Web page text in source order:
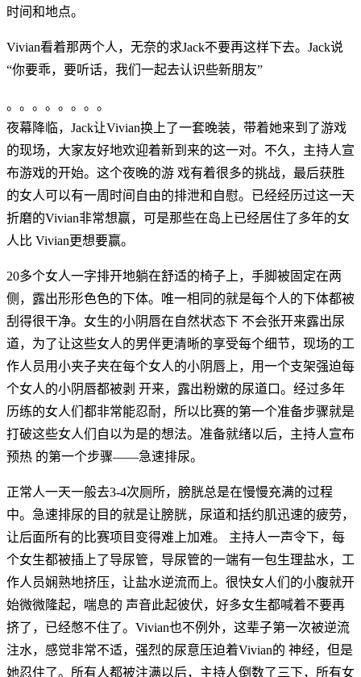
时间和地点。
Vivian看着那两个人，无奈的求Jack不要再这样下去。Jack说
“你要乖，要听话，我们一起去认识些新朋友”
。。。。。。。。
夜幕降临，Jack让Vivian换上了一套晚装，带着她来到了游戏
的现场，大家友好地欢迎着新到来的这一对。不久，主持人宣
布游戏的开始。这个夜晚的游 戏有着很多的挑战，最后获胜
的女人可以有一周时间自由的排泄和自慰。已经经历过这一天
折磨的Vivian非常想赢，可是那些在岛上已经居住了多年的女
人比 Vivian更想要赢。
20多个女人一字排开地躺在舒适的椅子上，手脚被固定在两
侧，露出形形色色的下体。唯一相同的就是每个人的下体都被
刮得很干净。女生的小阴唇在自然状态下 不会张开来露出尿
道，为了让这些女人的男伴更清晰的享受每个细节，现场的工
作人员用小夹子夹在每个女人的小阴唇上，用一个支架强迫每
个女人的小阴唇都被剥 开来，露出粉嫩的尿道口。经过多年
历练的女人们都非常能忍耐，所以比赛的第一个准备步骤就是
打破这些女人们自以为是的想法。准备就绪以后，主持人宣布
预热 的第一个步骤——急速排尿。
正常人一天一般去3-4次厕所，膀胱总是在慢慢充满的过程
中。急速排尿的目的就是让膀胱，尿道和括约肌迅速的疲劳，
让后面所有的比赛项目变得难上加难。 主持人一声令下，每
个女生都被插上了导尿管，导尿管的一端有一包生理盐水，工
作人员娴熟地挤压，让盐水逆流而上。很快女人们的小腹就开
始微微隆起，喘息的 声音此起彼伏，好多女生都喊着不要再
挤了，已经憋不住了。Vivian也不例外，这辈子第一次被逆流
注水，感觉非常不适，强烈的尿意压迫着Vivian的 神经，但是
她忍住了。所有人都被注满以后，主持人倒数了三下，所有女